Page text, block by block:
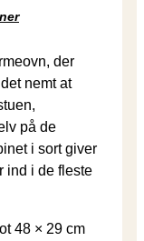
der
nemt at
på de
i sort giver
ind i de fleste
48 × 29 cm